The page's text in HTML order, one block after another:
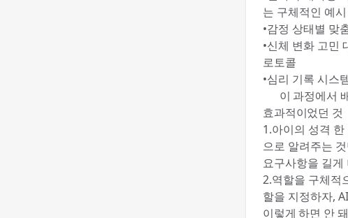
는 구체적인 예
•감정 상태별 맞
•신체 변화 고민
로토콜
•심리 기록 시스
💬 이 과정에서
효과적이었던 것
1.아이의 성격
으로 알려주는
요구사항을 길
2.역할을 구체적
할을 지정하자,
이렇게 하면 안